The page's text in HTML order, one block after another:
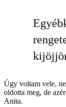
Úgy voltam vele,
oldotta meg, de
Anita.